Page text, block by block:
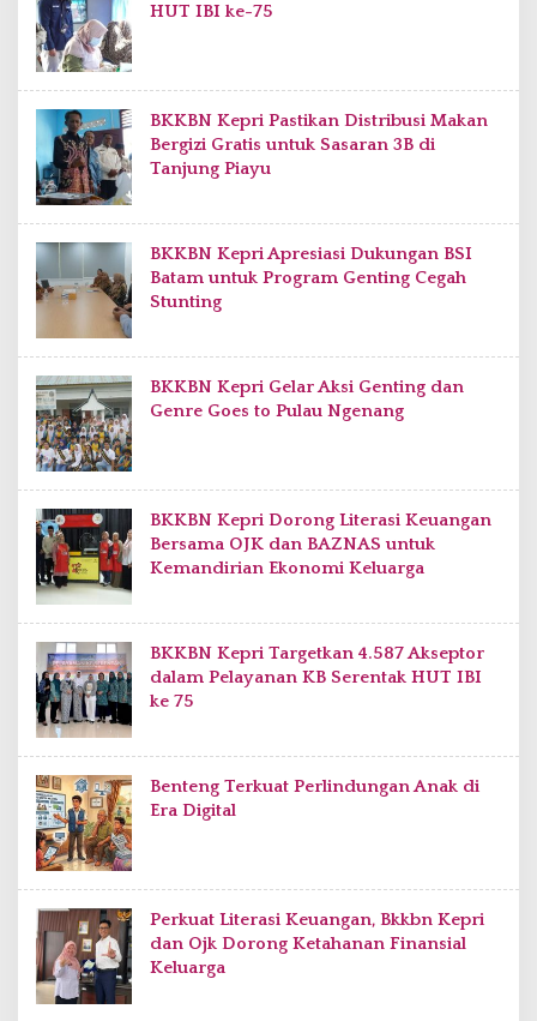
HUT IBI ke-75
BKKBN Kepri Pastikan Distribusi Makan
Bergizi Gratis untuk Sasaran 3B di
Tanjung Piayu
BKKBN Kepri Apresiasi Dukungan BSI
Batam untuk Program Genting Cegah
Stunting
BKKBN Kepri Gelar Aksi Genting dan
Genre Goes to Pulau Ngenang
BKKBN Kepri Dorong Literasi Keuangan
Bersama OJK dan BAZNAS untuk
Kemandirian Ekonomi Keluarga
BKKBN Kepri Targetkan 4.587 Akseptor
dalam Pelayanan KB Serentak HUT IBI
ke 75
Benteng Terkuat Perlindungan Anak di
Era Digital
Perkuat Literasi Keuangan, Bkkbn Kepri
dan Ojk Dorong Ketahanan Finansial
Keluarga